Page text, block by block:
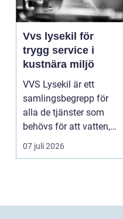
Vvs lysekil för
trygg service i
kustnära miljö
VVS Lysekil är ett
samlingsbegrepp för
alla de tjänster som
behövs för att vatten,
värme och avlopp ...
07 juli 2026